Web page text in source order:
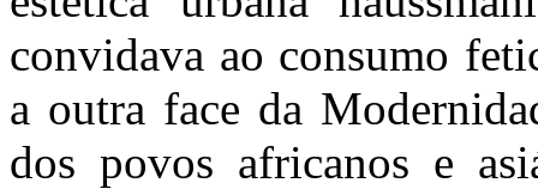
convidava ao consumo
a outra face da
dos povos africanos e